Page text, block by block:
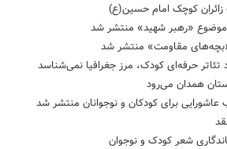
کوچک امام حسین(ع)
موضوع «رهبر شهید» منتشر شد
«بچه‌های مقاومت» منتشر شد
حرفه‌ای کودک، مرز جغرافیا نمی‌شناسد
همدان می‌رود
شعر کودک و نوجوان